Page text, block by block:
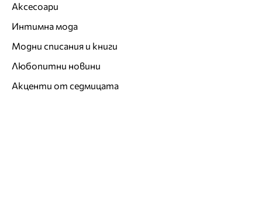
Аксесоари
Интимна мода
Модни списания и книги
Любопитни новини
Акценти от седмицата